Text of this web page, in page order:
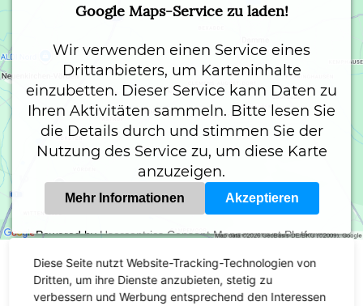
Google Maps-Service zu laden!
Wir verwenden einen Service eines
Drittanbieters, um Karteninhalte
einzubetten. Dieser Service kann Daten zu
Ihren Aktivitäten sammeln. Bitte lesen Sie
die Details durch und stimmen Sie der
Nutzung des Service zu, um diese Karte
anzuzeigen.
Mehr Informationen Akzeptieren
Powered byUsercentrics Consent Management Platform
KONTAKT
Diese Seite nutzt Website-Tracking-Technologien von
Dritten, um ihre Dienste anzubieten, stetig zu
verbessern und Werbung entsprechend den Interessen